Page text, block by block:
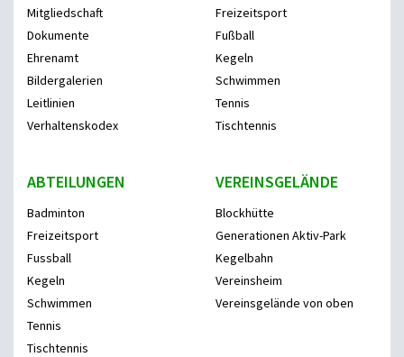
Mitgliedschaft
Dokumente
Ehrenamt
Bildergalerien
Leitlinien
Verhaltenskodex
Freizeitsport
Fußball
Kegeln
Schwimmen
Tennis
Tischtennis
ABTEILUNGEN
Badminton
Freizeitsport
Fussball
Kegeln
Schwimmen
Tennis
Tischtennis
VEREINSGELÄNDE
Blockhütte
Generationen Aktiv-Park
Kegelbahn
Vereinsheim
Vereinsgelände von oben